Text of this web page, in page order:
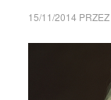
15/11/2014 PRZEZ